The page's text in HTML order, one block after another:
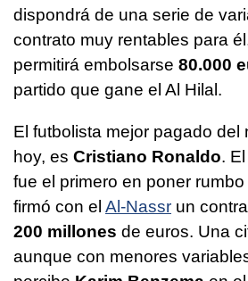
dispondrá de una serie de
contrato muy rentables para
permitirá embolsarse 80.000
partido que gane el Al Hilal.
El futbolista mejor pagado del
hoy, es Cristiano Ronaldo.
fue el primero en poner
firmó con el Al-Nassr un
200 millones de euros. Una
aunque con menores